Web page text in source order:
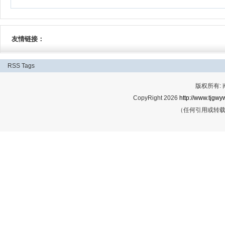
友情链接：
RSS Tags
版权所有:
CopyRight 2026 http://
（任何引用或转